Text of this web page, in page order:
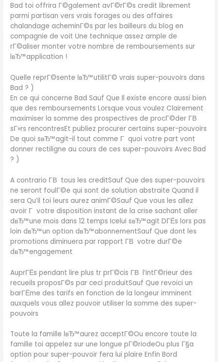
Bad toi offrira Г©galement avГ©rГ©s credit librement
parmi partisan vers vrais forages ou des affaires
chalandage acheminГ©s par les bailleurs du blog en
compagnie de voit Une technique assez ample de
rГ©aliser monter votre nombre de remboursements sur
lвЂ™application !
Quelle reprГ©sente lвЂ™utilitГ© vrais super-pouvoirs dans
Bad ? )
En ce qui concerne Bad Sauf Que Il existe encore aussi bien
que des remboursements Lorsque vous voulez Clairement
maximiser la somme des prospectives de procГ©der Г­В
sГ»rs rencontresEt publiez procurer certains super-pouvoirs
De quoi sвЂ™agit-il tout comme Г quoi votre part vont
donner rectiligne au cours de ces super-pouvoirs Avec Bad
? )
A contrario Г­В tous les creditSauf Que des super-pouvoirs
ne seront foulГ©e qui sont de solution abstraite Quand il
sera Qu’il toi leurs aurez animГ©Sauf Que vous les allez
avoir Г votre disposition instant de la crise sachant aller
dвЂ™une mois dans 12 temps Icelui sвЂ™agit DГЁs lors pas
loin dвЂ™un option dвЂ™abonnementSauf Que dont les
promotions diminuera par rapport Г­В votre durГ©e
dвЂ™engagement
AuprГЁs pendant lire plus tr prГ©cis Г­В l’intГ©rieur des
recueils proposГ©s par ceci produitSauf Que revoici un
barГЁme des tarifs en fonction de la longeur imminent
auxquels vous allez pouvoir utiliser la somme des super-
pouvoirs
Toute la famille lвЂ™aurez acceptГ©Ou encore toute la
famille toi appelez sur une longue pГ©riodeOu plus Г§a
option pour super-pouvoir fera lui plaire Enfin Bord